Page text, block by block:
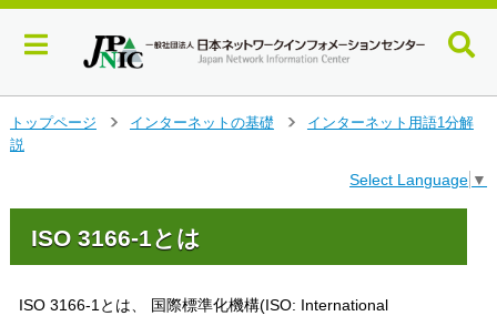
イ
ン
トップページ
インターネットの基礎
インターネット用語1分解
説
Select Language ▼
ISO 3166-1とは
ISO 3166-1とは、 国際標準化機構(ISO: International